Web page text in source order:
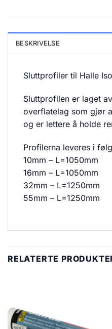
BESKRIVELSE
Sluttprofiler til Halle
Sluttprofilen er laget
overflatelag som gjør
og er lettere å holde
Profilerna leveres i
10mm – L=1050mm
16mm – L=1050mm
32mm – L=1250mm
55mm – L=1250mm
RELATERTE